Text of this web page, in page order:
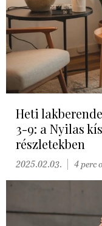
Heti
3-9: a Nyilas
részletekben
2025.02.03. 4 perc